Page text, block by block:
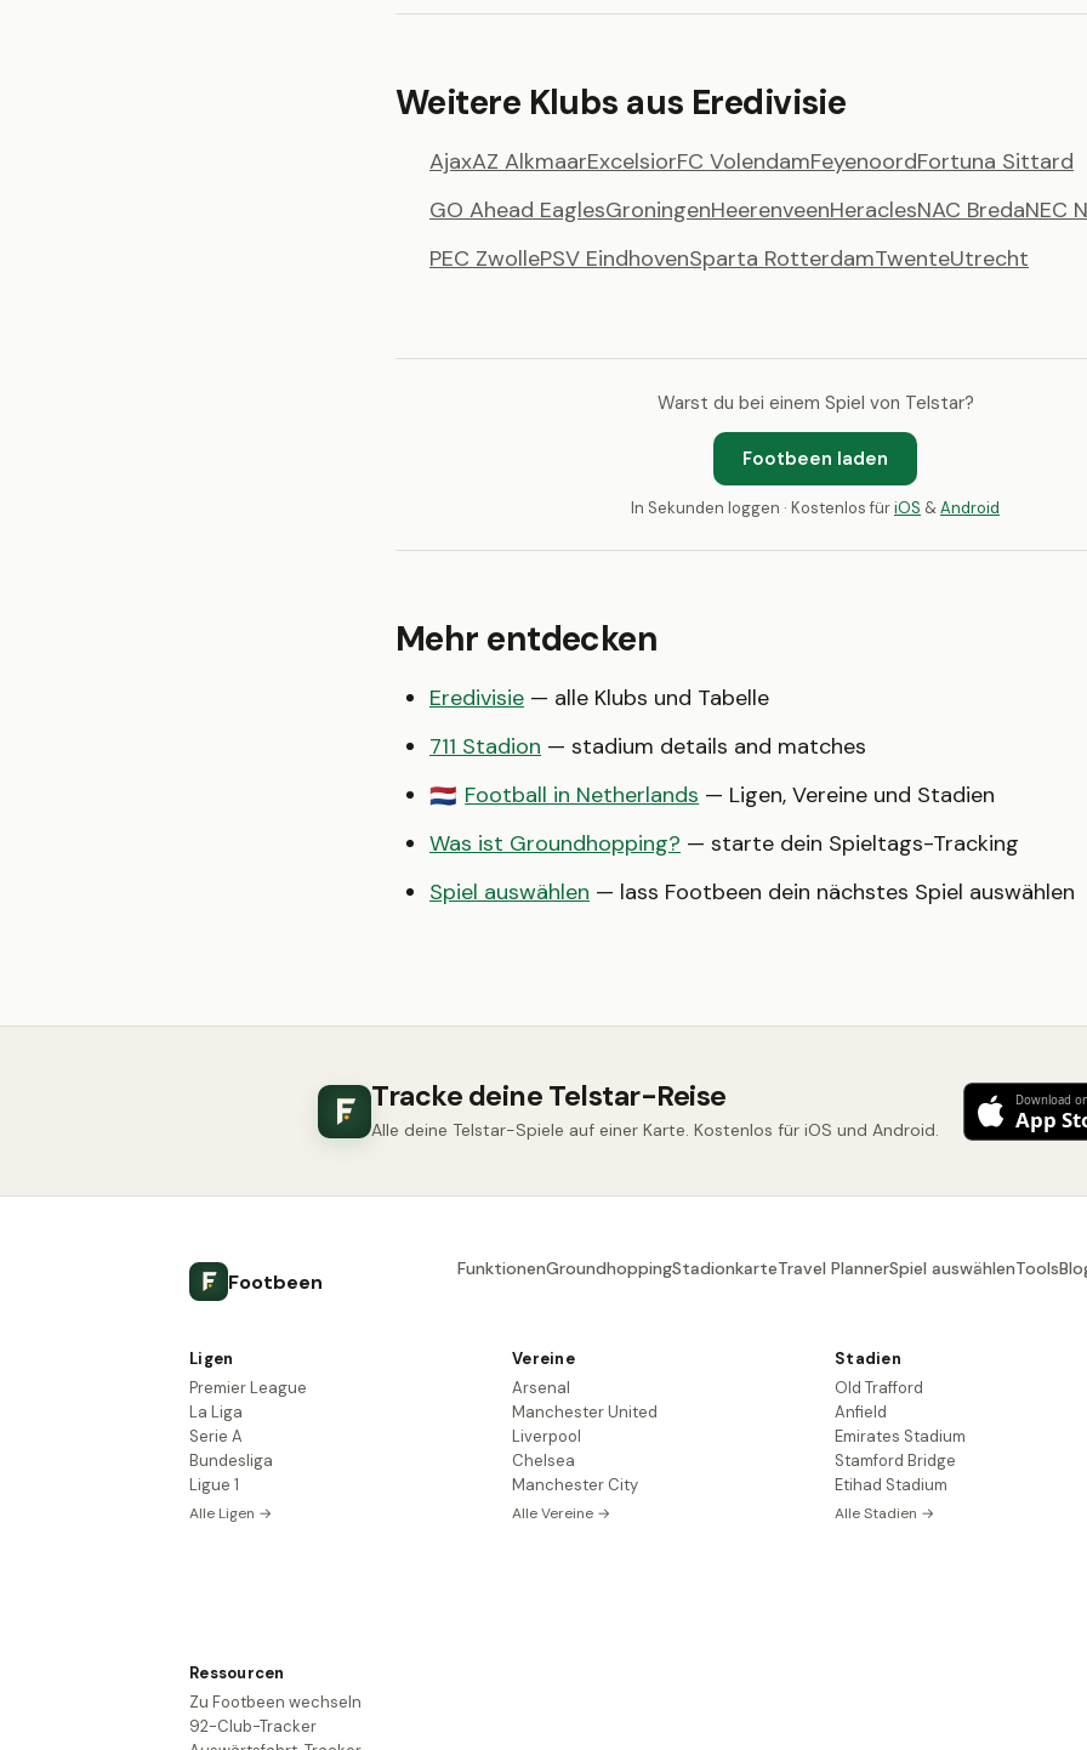
Weitere Klubs aus Eredivisie
AjaxAZ AlkmaarExcelsiorFC VolendamFeyenoordFortuna Sittard
GO Ahead EaglesGroningenHeerenveenHeraclesNAC BredaNEC
PEC ZwollePSV EindhovenSparta RotterdamTwenteUtrecht
Warst du bei einem Spiel von Telstar?
Footbeen laden
In Sekunden loggen · Kostenlos füriOS &Android
Mehr entdecken
Eredivisie — alle Klubs und Tabelle
711 Stadion — stadium details and matches
🇳🇱 Football in Netherlands — Ligen, Vereine und Stadien
Was ist Groundhopping? — starte dein Spieltags-Tracking
Spiel auswählen — lass Footbeen dein nächstes Spiel auswählen
Tracke deine Telstar-Reise
Alle deine Telstar-Spiele auf einer Karte. Kostenlos für iOS und Android.
Footbeen
FunktionenGroundhoppingStadionkarteTravel PlannerSpiel auswählenTools
Ligen
Premier League
La Liga
Serie A
Bundesliga
Ligue 1
Alle Ligen →
Vereine
Arsenal
Manchester United
Liverpool
Chelsea
Manchester City
Alle Vereine →
Stadien
Old Trafford
Anfield
Emirates Stadium
Stamford Bridge
Etihad Stadium
Alle Stadien →
Ressourcen
Zu Footbeen wechseln
92-Club-Tracker